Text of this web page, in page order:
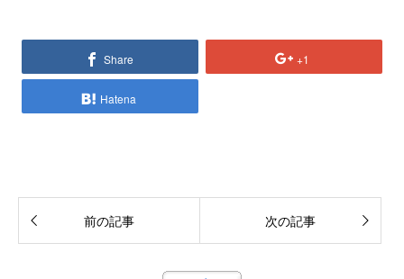
Share +1
Hatena
前の記事 次の記事